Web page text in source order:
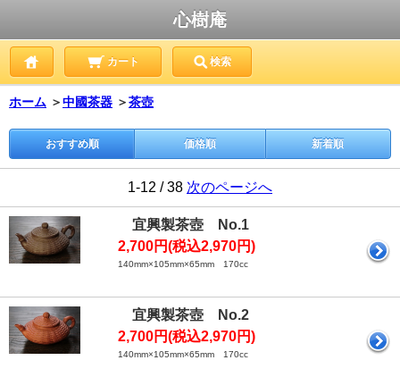
心樹庵
カート 検索
ホーム ＞中國茶器 ＞茶壺
おすすめ順 価格順 新着順
1-12 / 38 次のページへ
宜興製茶壺 No.1
2,700円(税込2,970円)
140mm×105mm×65mm 170cc
宜興製茶壺 No.2
2,700円(税込2,970円)
140mm×105mm×65mm 170cc